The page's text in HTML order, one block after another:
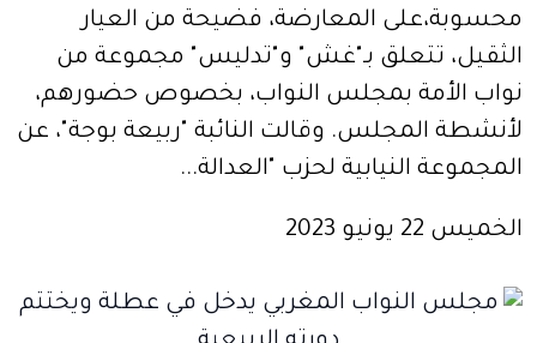
محسوبة،على المعارضة، فضيحة من العيار
الثقيل، تتعلق بـ"غش" و"تدليس" مجموعة من
نواب الأمة بمجلس النواب، بخصوص حضورهم،
لأنشطة المجلس. وقالت النائبة "ربيعة بوجة"، عن
المجموعة النيابية لحزب "العدالة...
الخميس 22 يونيو 2023